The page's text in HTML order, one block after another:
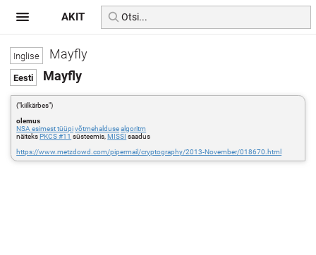
Mayfly
Mayfly
("kiilkärbes")
olemus
NSA esimest tüüpivõtmehaldusealgoritm
näiteksPKCS #11 süsteemis,MISSI saadus
https://www.metzdowd.com/pipermail/cryptography/2013-November/018670.html
AKIT